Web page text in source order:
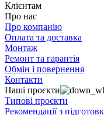
Клієнтам
Про нас
Про компанію
Оплата та доставка
Монтаж
Ремонт та гарантія
Обмін і повернення
Контакти
Наші проєкти
Типові проєкти
Рекомендації з